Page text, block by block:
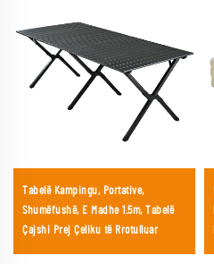
Tabelë Kampingu, Portative,
Shumëfushë, E Madhe 1.5m, Tabelë
Çajshi Prej Çeliku të Rrotulluar